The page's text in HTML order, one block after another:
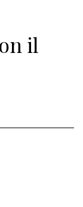
il